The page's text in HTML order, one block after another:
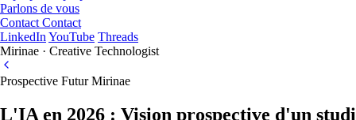
Parlons de vous
Contact Contact
LinkedIn YouTube Threads
Mirinae · Creative Technologist
Prospective FuturMirinae
L'IA en 2026 : Vision prospective d'un